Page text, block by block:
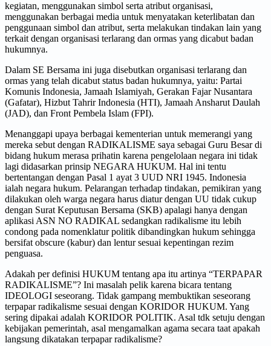
kegiatan, menggunakan simbol serta atribut organisasi,
menggunakan berbagai media untuk menyatakan keterlibatan dan
penggunaan simbol dan atribut, serta melakukan tindakan lain yang
terkait dengan organisasi terlarang dan ormas yang dicabut badan
hukumnya.
Dalam SE Bersama ini juga disebutkan organisasi terlarang dan
ormas yang telah dicabut status badan hukumnya, yaitu: Partai
Komunis Indonesia, Jamaah Islamiyah, Gerakan Fajar Nusantara
(Gafatar), Hizbut Tahrir Indonesia (HTI), Jamaah Ansharut Daulah
(JAD), dan Front Pembela Islam (FPI).
Menanggapi upaya berbagai kementerian untuk memerangi yang
mereka sebut dengan RADIKALISME saya sebagai Guru Besar di
bidang hukum merasa prihatin karena pengelolaan negara ini tidak
lagi didasarkan prinsip NEGARA HUKUM. Hal ini tentu
bertentangan dengan Pasal 1 ayat 3 UUD NRI 1945. Indonesia
ialah negara hukum. Pelarangan terhadap tindakan, pemikiran yang
dilakukan oleh warga negara harus diatur dengan UU tidak cukup
dengan Surat Keputusan Bersama (SKB) apalagi hanya dengan
aplikasi ASN NO RADIKAL sedangkan radikalisme itu lebih
condong pada nomenklatur politik dibandingkan hukum sehingga
bersifat obscure (kabur) dan lentur sesuai kepentingan rezim
penguasa.
Adakah per definisi HUKUM tentang apa itu artinya “TERPAPAR
RADIKALISME”? Ini masalah pelik karena bicara tentang
IDEOLOGI seseorang. Tidak gampang membuktikan seseorang
terpapar radikalisme sesuai dengan KORIDOR HUKUM. Yang
sering dipakai adalah KORIDOR POLITIK. Asal tdk setuju dengan
kebijakan pemerintah, asal mengamalkan agama secara taat apakah
langsung dikatakan terpapar radikalisme?